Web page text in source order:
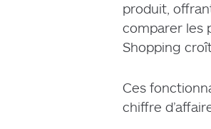
produit,
comparer les
Shopping
Ces
chiffre